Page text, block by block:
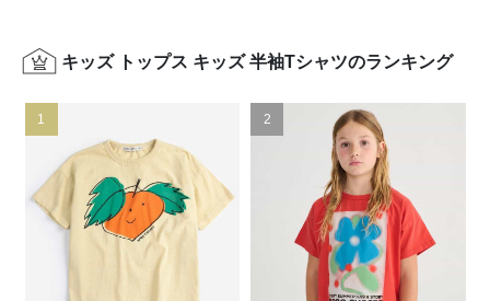
キッズ トップス キッズ 半袖Tシャツのランキング
1 2